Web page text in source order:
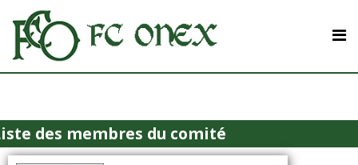
des membres du comité